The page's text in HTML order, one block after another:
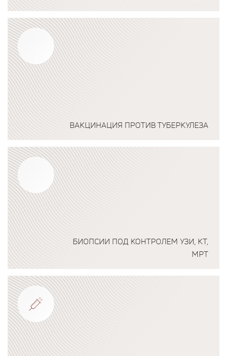
Подробнее о программе
ВАКЦИНАЦИЯ ПРОТИВ ТУБЕРКУЛЕЗА
Подробнее о программе
БИОПСИИ ПОД КОНТРОЛЕМ УЗИ, КТ,
МРТ
Подробнее о программе